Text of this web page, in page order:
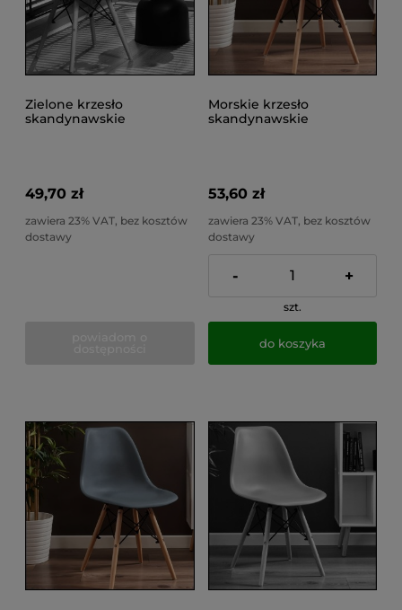
Zielone krzesło
skandynawskie
49,70 zł
zawiera 23% VAT, bez kosztów
dostawy
Morskie krzesło
skandynawskie
53,60 zł
zawiera 23% VAT, bez kosztów
dostawy
- +
szt.
do koszyka